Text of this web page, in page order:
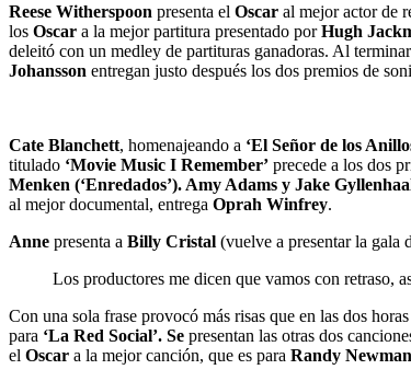
Reese Witherspoon presenta el Oscar al mejor actor de
los Oscar a la mejor partitura presentado porHugh
deleitó con un medley de partituras ganadoras. Al
Johansson entregan justo después los dos premios de
Cate Blanchett, homenajeando a ‘El Señor de los
titulado ‘Movie Music I Remember’ precede a los dos
Menken (‘Enredados’). Amy Adams y Jake
al mejor documental, entrega Oprah Winfrey.
Anne presenta a Billy Cristal (vuelve a presentar la gala
Los productores me dicen que vamos con retraso,
Con una sola frase provocó más risas que en las dos
para ‘La Red Social’. Se presentan las otras dos
el Oscar a la mejor canción, que es para Randy